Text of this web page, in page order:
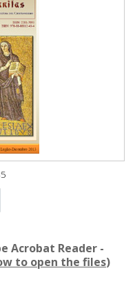
Acrobat Reader -
to open the files)